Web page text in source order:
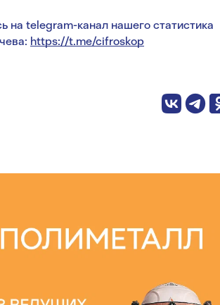
на telegram-канал нашего статистика
https://t.me/cifroskop